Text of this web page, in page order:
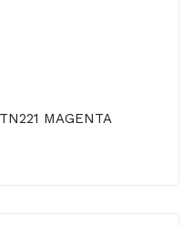
MAGENTA